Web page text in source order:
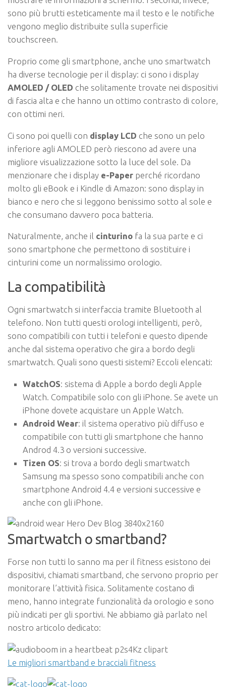
sono più brutti esteticamente ma il testo e le notifiche
vengono meglio distribuite sulla superficie
touchscreen.
Proprio come gli smartphone, anche uno smartwatch
ha diverse tecnologie per il display: ci sono i display
AMOLED / OLED che solitamente trovate nei dispositivi
di fascia alta e che hanno un ottimo contrasto di colore,
con ottimi neri.
Ci sono poi quelli con display LCD che sono un pelo
inferiore agli AMOLED però riescono ad avere una
migliore visualizzazione sotto la luce del sole. Da
menzionare che i display e-Paper perché ricordano
molto gli eBook e i Kindle di Amazon: sono display in
bianco e nero che si leggono benissimo sotto al sole e
che consumano davvero poca batteria.
Naturalmente, anche il cinturino fa la sua parte e ci
sono smartphone che permettono di sostituire i
cinturini come un normalissimo orologio.
La compatibilità
Ogni smartwatch si interfaccia tramite Bluetooth al
telefono. Non tutti questi orologi intelligenti, però,
sono compatibili con tutti i telefoni e questo dipende
anche dal sistema operativo che gira a bordo degli
smartwatch. Quali sono questi sistemi? Eccoli elencati:
WatchOS: sistema di Apple a bordo degli Apple
Watch. Compatibile solo con gli iPhone. Se avete un
iPhone dovete acquistare un Apple Watch.
Android Wear: il sistema operativo più diffuso e
compatibile con tutti gli smartphone che hanno
Androd 4.3 o versioni successive.
Tizen OS: si trova a bordo degli smartwatch
Samsung ma spesso sono compatibili anche con
smartphone Android 4.4 e versioni successive e
anche con gli iPhone.
Smartwatch o smartband?
Forse non tutti lo sanno ma per il fitness esistono dei
dispositivi, chiamati smartband, che servono proprio per
monitorare l’attività fisica. Solitamente costano di
meno, hanno integrate funzionalità da orologio e sono
più indicati per gli sportivi. Ne abbiamo già parlato nel
nostro articolo dedicato:
Le migliori smartband e bracciali fitness